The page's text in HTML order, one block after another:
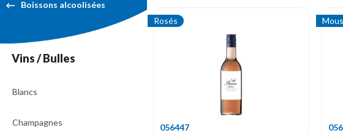
Boissons alcoolisées
Vins / Bulles
Blancs
Champagnes
Rosés
056447